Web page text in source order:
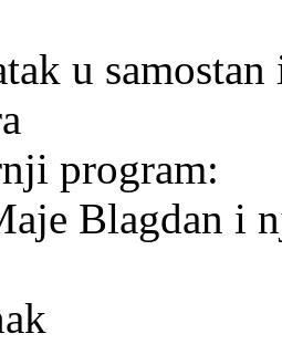
u
program:
Blagdan i